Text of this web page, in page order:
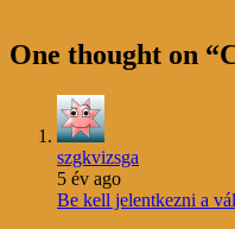
One thought on “
szgkvizsga
5 év ago
Be kell jelentkezni a